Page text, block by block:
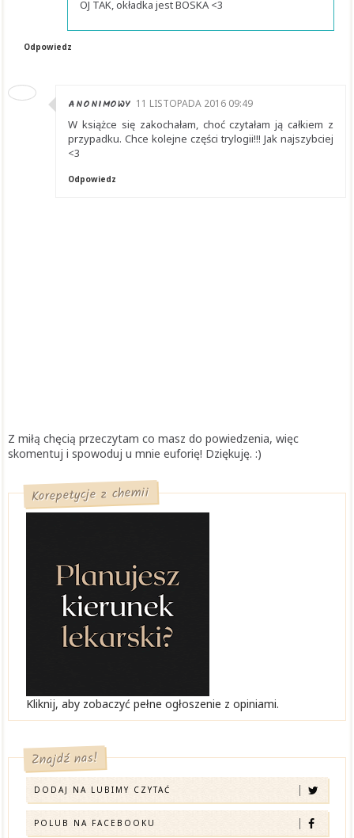
OJ TAK, okładka jest BOSKA <3
Odpowiedz
ANONIMOWY 11 LISTOPADA 2016 09:49
W książce się zakochałam, choć czytałam ją całkiem z
przypadku. Chce kolejne części trylogii!!! Jak najszybciej
<3
Odpowiedz
Z miłą chęcią przeczytam co masz do powiedzenia, więc
skomentuj i spowoduj u mnie euforię! Dziękuję. :)
Korepetycje z chemii
Kliknij, aby zobaczyć pełne ogłoszenie z opiniami.
Znajdź nas!
DODAJ NA LUBIMY CZYTAĆ
POLUB NA FACEBOOKU